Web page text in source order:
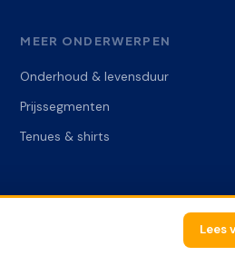
MEER ONDERWERPEN
Onderhoud & levensduur
Prijssegmenten
Tenues & shirts
Alle rechten voorbehouden.
Lees